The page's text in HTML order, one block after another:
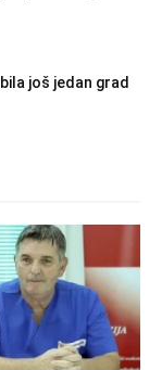
još jedan grad